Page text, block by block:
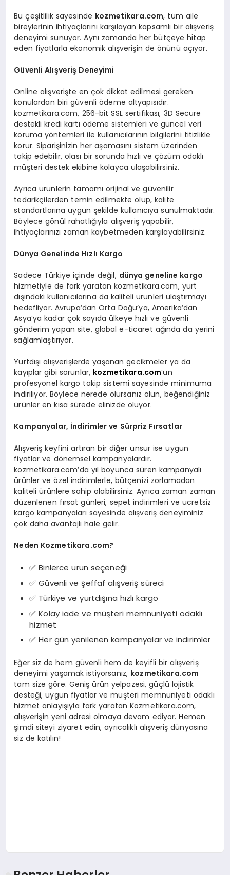
Bu çeşitlilik sayesinde kozmetikara.com, tüm aile
bireylerinin ihtiyaçlarını karşılayan kapsamlı bir alışveriş
deneyimi sunuyor. Aynı zamanda her bütçeye hitap
eden fiyatlarla ekonomik alışverişin de önünü açıyor.
Güvenli Alışveriş Deneyimi
Online alışverişte en çok dikkat edilmesi gereken
konulardan biri güvenli ödeme altyapısıdır.
kozmetikara.com, 256-bit SSL sertifikası, 3D Secure
destekli kredi kartı ödeme sistemleri ve güncel veri
koruma yöntemleri ile kullanıcılarının bilgilerini titizlikle
korur. Siparişinizin her aşamasını sistem üzerinden
takip edebilir, olası bir sorunda hızlı ve çözüm odaklı
müşteri destek ekibine kolayca ulaşabilirsiniz.
Ayrıca ürünlerin tamamı orijinal ve güvenilir
tedarikçilerden temin edilmekte olup, kalite
standartlarına uygun şekilde kullanıcıya sunulmaktadır.
Böylece gönül rahatlığıyla alışveriş yapabilir,
ihtiyaçlarınızı zaman kaybetmeden karşılayabilirsiniz.
Dünya Genelinde Hızlı Kargo
Sadece Türkiye içinde değil, dünya geneline kargo
hizmetiyle de fark yaratan kozmetikara.com, yurt
dışındaki kullanıcılarına da kaliteli ürünleri ulaştırmayı
hedefliyor. Avrupa’dan Orta Doğu’ya, Amerika’dan
Asya’ya kadar çok sayıda ülkeye hızlı ve güvenli
gönderim yapan site, global e-ticaret ağında da yerini
sağlamlaştırıyor.
Yurtdışı alışverişlerde yaşanan gecikmeler ya da
kayıplar gibi sorunlar, kozmetikara.com’un
profesyonel kargo takip sistemi sayesinde minimuma
indiriliyor. Böylece nerede olursanız olun, beğendiğiniz
ürünler en kısa sürede elinizde oluyor.
Kampanyalar, İndirimler ve Sürpriz Fırsatlar
Alışveriş keyfini artıran bir diğer unsur ise uygun
fiyatlar ve dönemsel kampanyalardır.
kozmetikara.com’da yıl boyunca süren kampanyalı
ürünler ve özel indirimlerle, bütçenizi zorlamadan
kaliteli ürünlere sahip olabilirsiniz. Ayrıca zaman zaman
düzenlenen fırsat günleri, sepet indirimleri ve ücretsiz
kargo kampanyaları sayesinde alışveriş deneyiminiz
çok daha avantajlı hale gelir.
Neden Kozmetikara.com?
✅ Binlerce ürün seçeneği
✅ Güvenli ve şeffaf alışveriş süreci
✅ Türkiye ve yurtdışına hızlı kargo
✅ Kolay iade ve müşteri memnuniyeti odaklı
hizmet
✅ Her gün yenilenen kampanyalar ve indirimler
Eğer siz de hem güvenli hem de keyifli bir alışveriş
deneyimi yaşamak istiyorsanız, kozmetikara.com
tam size göre. Geniş ürün yelpazesi, güçlü lojistik
desteği, uygun fiyatlar ve müşteri memnuniyeti odaklı
hizmet anlayışıyla fark yaratan Kozmetikara.com,
alışverişin yeni adresi olmaya devam ediyor. Hemen
şimdi siteyi ziyaret edin, ayrıcalıklı alışveriş dünyasına
siz de katılın!